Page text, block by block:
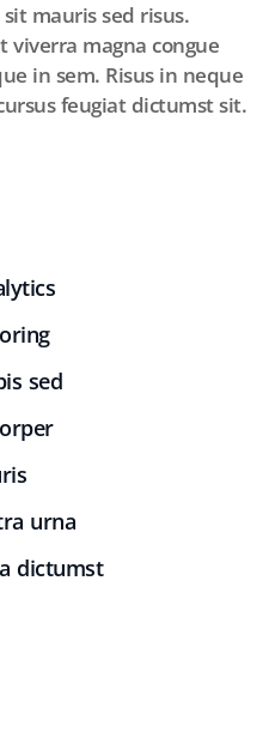
mauris sed risus.
magna congue
in sem. Risus in neque
feugiat dictumst sit.
sed
urna
dictumst